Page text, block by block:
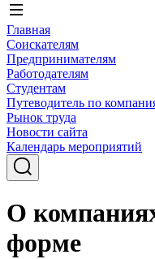
Главная
Соискателям
Предпринимателям
Работодателям
Студентам
Путеводитель по
Рынок труда
Новости сайта
Календарь мероприятий
О
форме